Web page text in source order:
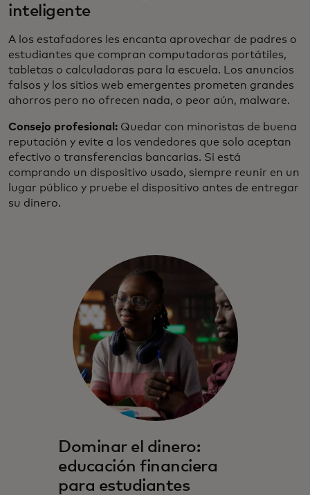
inteligente
A los estafadores les encanta aprovechar de padres o
estudiantes que compran computadoras portátiles,
tabletas o calculadoras para la escuela. Los anuncios
falsos y los sitios web emergentes prometen grandes
ahorros pero no ofrecen nada, o peor aún, malware.
Consejo profesional: Quedar con minoristas de buena
reputación y evite a los vendedores que solo aceptan
efectivo o transferencias bancarias. Si está
comprando un dispositivo usado, siempre reunir en un
lugar público y pruebe el dispositivo antes de entregar
su dinero.
Dominar el dinero:
educación financiera
para estudiantes